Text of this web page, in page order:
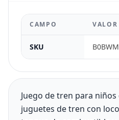
CAMPO VALOR
SKU
Juego de tren para
juguetes de tren con